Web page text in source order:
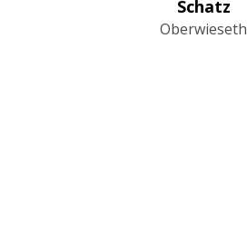
Schatz
Oberwieseth